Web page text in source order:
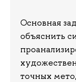
Основная
объяснить
точных